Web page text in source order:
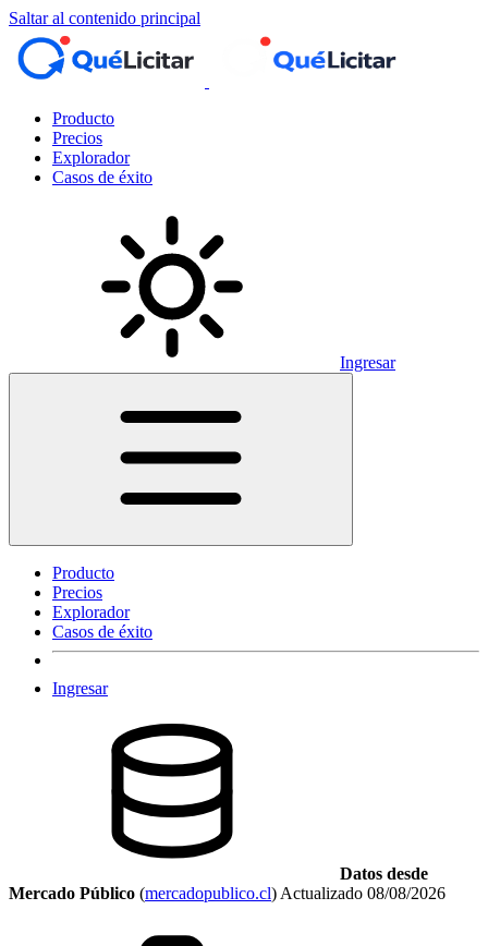
Saltar al contenido principal
Producto
Precios
Explorador
Casos de éxito
Ingresar
Producto
Precios
Explorador
Casos de éxito
Ingresar
Datos desde
Mercado Público (mercadopublico.cl) Actualizado 08/08/2026